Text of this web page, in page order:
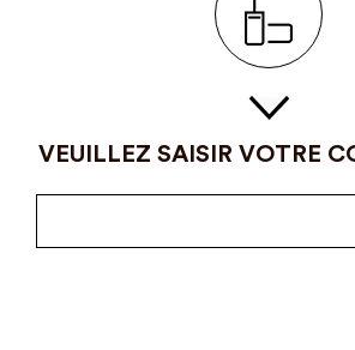
VEUILLEZ SAISIR VOTRE